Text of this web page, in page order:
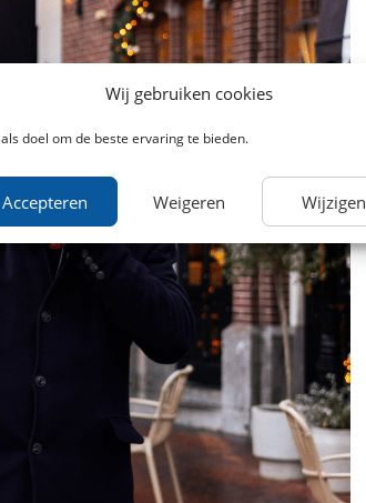
Wij gebruiken cookies
doel om de beste ervaring te bieden.
Accepteren Weigeren Wijzigen